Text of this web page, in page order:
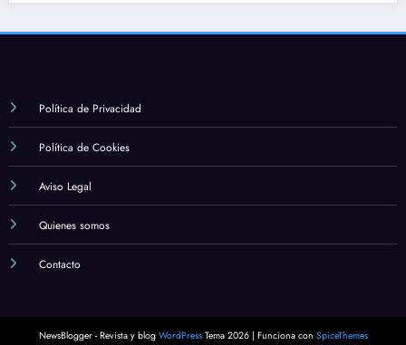
marzo 12, 2024 Alexander
Política de Cookies